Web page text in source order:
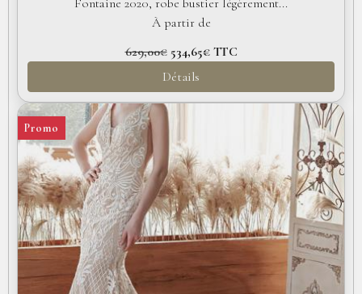
Fontaine 2020, robe bustier légèrement...
À partir de
629,00€ 534,65€ TTC
Détails
Promo